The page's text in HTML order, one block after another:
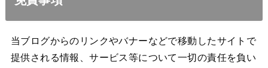
当ブログからのリンクやバナーなどで移動したサイトで
提供される情報、サービス等について一切の責任を負い